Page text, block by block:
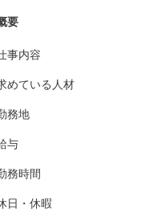
要
事内容
めている人材
務地
与
務時間
日・休暇